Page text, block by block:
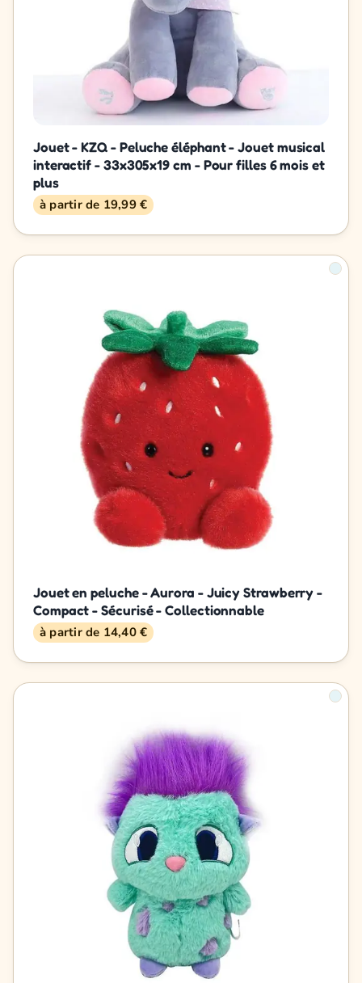
Jouet - KZQ - Peluche éléphant - Jouet musical
interactif - 33x305x19 cm - Pour filles 6 mois et
plus
à partir de 19,99 €
Jouet en peluche - Aurora - Juicy Strawberry -
Compact - Sécurisé - Collectionnable
à partir de 14,40 €